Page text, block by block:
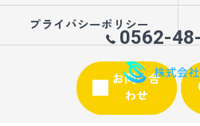
0562-
お問い合
わせ
プライバシーポリシー
© 2026 愛知県大府市の外壁塗装なら株式会